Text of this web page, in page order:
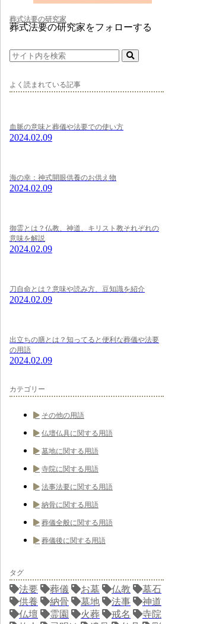
葬式法要の研究家
葬式法要の研究家をフォローする
よく読まれている記事
血脈の意味と葬儀や法要での使い方
2024.02.09
海の幸：神式開眼供養のお供え物
2024.02.09
御霊とは？仏教、神道、キリスト教それぞれの
意味を解説
2024.02.09
刀自命とは？意味や読み方、豆知識を紹介
2024.02.09
出立ちの膳とは？知ってると便利な葬儀や法要
の用語
2024.02.09
カテゴリー
その他の用語
仏壇仏具に関する用語
墓地に関する用語
寺院に関する用語
法事法要に関する用語
納骨に関する用語
葬儀全般に関する用語
葬儀後に関する用語
タグ
法要 葬儀 お墓 仏教
墓石
供養
納骨 墓地 法事
神道
仏壇
霊園 火葬 戒名
寺院